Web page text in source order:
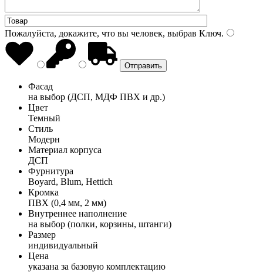
Пожалуйста, докажите, что вы человек, выбрав Ключ.
Фасад
на выбор (ДСП, МДФ ПВХ и др.)
Цвет
Темный
Стиль
Модерн
Материал корпуса
ДСП
Фурнитура
Boyard, Blum, Hettich
Кромка
ПВХ (0,4 мм, 2 мм)
Внутреннее наполнение
на выбор (полки, корзины, штанги)
Размер
индивидуальный
Цена
указана за базовую комплектацию